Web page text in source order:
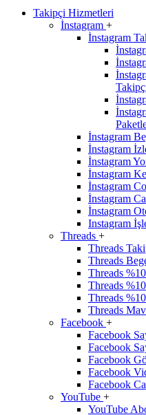
Takipçi Hizmetleri
İnstagram +
İnstagram
İnstagram
İnstagram
İnstagram
İnstagram
İnstagram
İnstagram
İnstagram
Instagram
Threads +
Threads
Threads
Threads
Threads
Threads
Threads
Facebook +
Facebook
Facebook
Facebook
Facebook
Facebook
YouTube +
YouTube